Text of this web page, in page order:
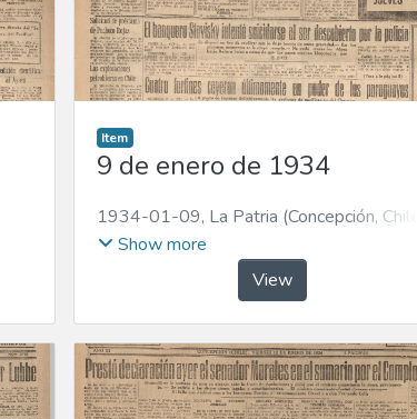
Item
9 de enero de 1934
1934-01-09, La Patria (Concepción, Chile :
1923)
Show more
View